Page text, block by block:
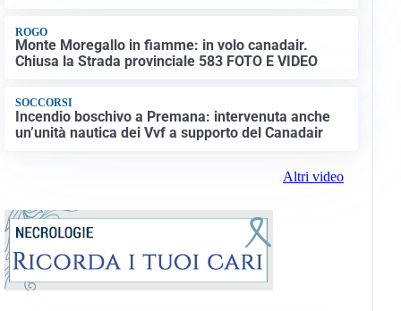
ROGO
Monte Moregallo in fiamme: in volo canadair.
Chiusa la Strada provinciale 583 FOTO E VIDEO
SOCCORSI
Incendio boschivo a Premana: intervenuta anche
un’unità nautica dei Vvf a supporto del Canadair
Altri video